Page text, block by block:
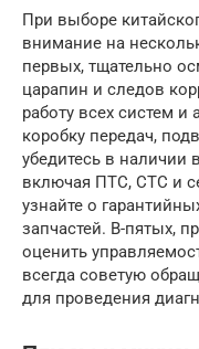
При выборе
внимание на
первых, тщательно
царапин и следов
работу всех систем и
коробку передач,
убедитесь в наличии
включая ПТС, СТС и
узнайте о
запчастей. В-пятых,
оценить
всегда советую
для проведения